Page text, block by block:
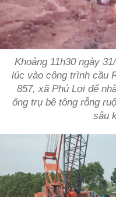
Khoảng 11h30 ngày
lúc vào công trình cầu
857, xã Phú Lợi để
ống trụ bê tông rỗng
sâu